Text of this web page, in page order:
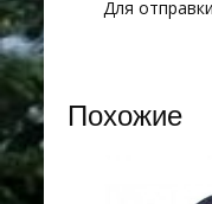
Для
Похожие